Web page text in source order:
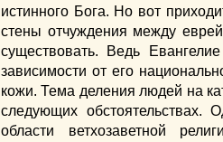
истинного Бога. Но вот
стены отчуждения между
существовать. Ведь
зависимости от его
кожи. Тема деления людей на
следующих обстоятельствах.
области ветхозаветной